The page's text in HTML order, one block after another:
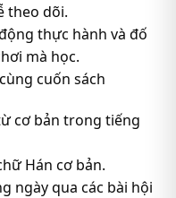
theo dõi.
thực hành và đố
mà học.
cuốn sách
cơ bản trong tiếng
Hán cơ bản.
ngày qua các bài hội